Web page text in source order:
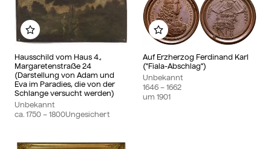
Hausschild vom Haus 4.,
Margaretenstraße 24
(Darstellung von Adam und
Eva im Paradies, die von der
Schlange versucht werden)
Unbekannt
ca. 1750 – 1800Ungesichert
Zu meinem Album hinzufügen
Auf Erzherzog Ferdinand Karl
("Fiala-Abschlag")
Unbekannt
1646 – 1662
um 1901
Zu meinem Album